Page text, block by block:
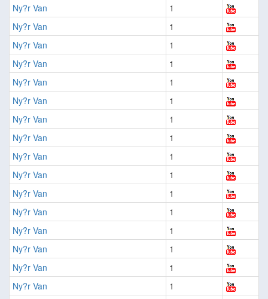
Ny?r Van
1
Ny?r Van
1
Ny?r Van
1
Ny?r Van
1
Ny?r Van
1
Ny?r Van
1
Ny?r Van
1
Ny?r Van
1
Ny?r Van
1
Ny?r Van
1
Ny?r Van
1
Ny?r Van
1
Ny?r Van
1
Ny?r Van
1
Ny?r Van
1
Ny?r Van
1